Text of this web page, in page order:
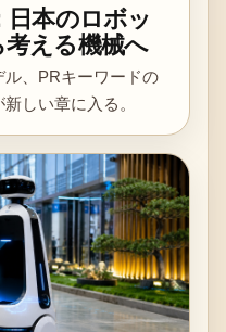
本のロボッ
考える機械へ
、PRキーワードの
しい章に入る。